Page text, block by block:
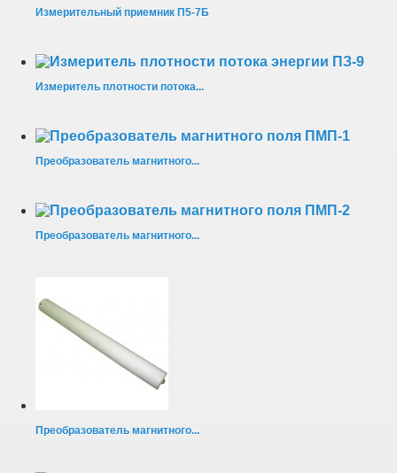
Измерительный приемник П5-7Б
Измеритель плотности потока...
Преобразователь магнитного...
Преобразователь магнитного...
Преобразователь магнитного...